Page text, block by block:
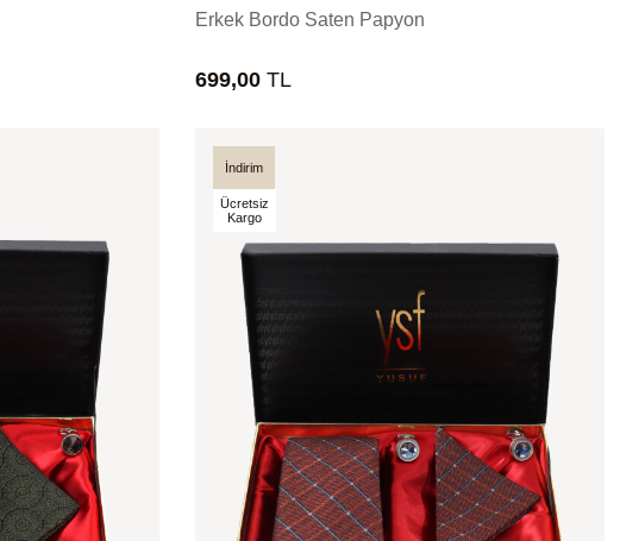
Erkek Bordo Saten Papyon
699,00 TL
İndirim
Ücretsiz
Kargo